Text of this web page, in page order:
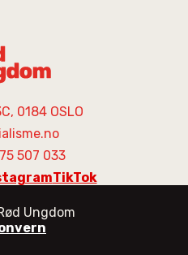
0184 OSLO
507 033
TikTok
Ungdom